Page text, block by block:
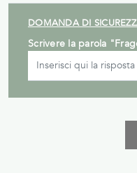
DOMANDA DI
Scrivere la parola